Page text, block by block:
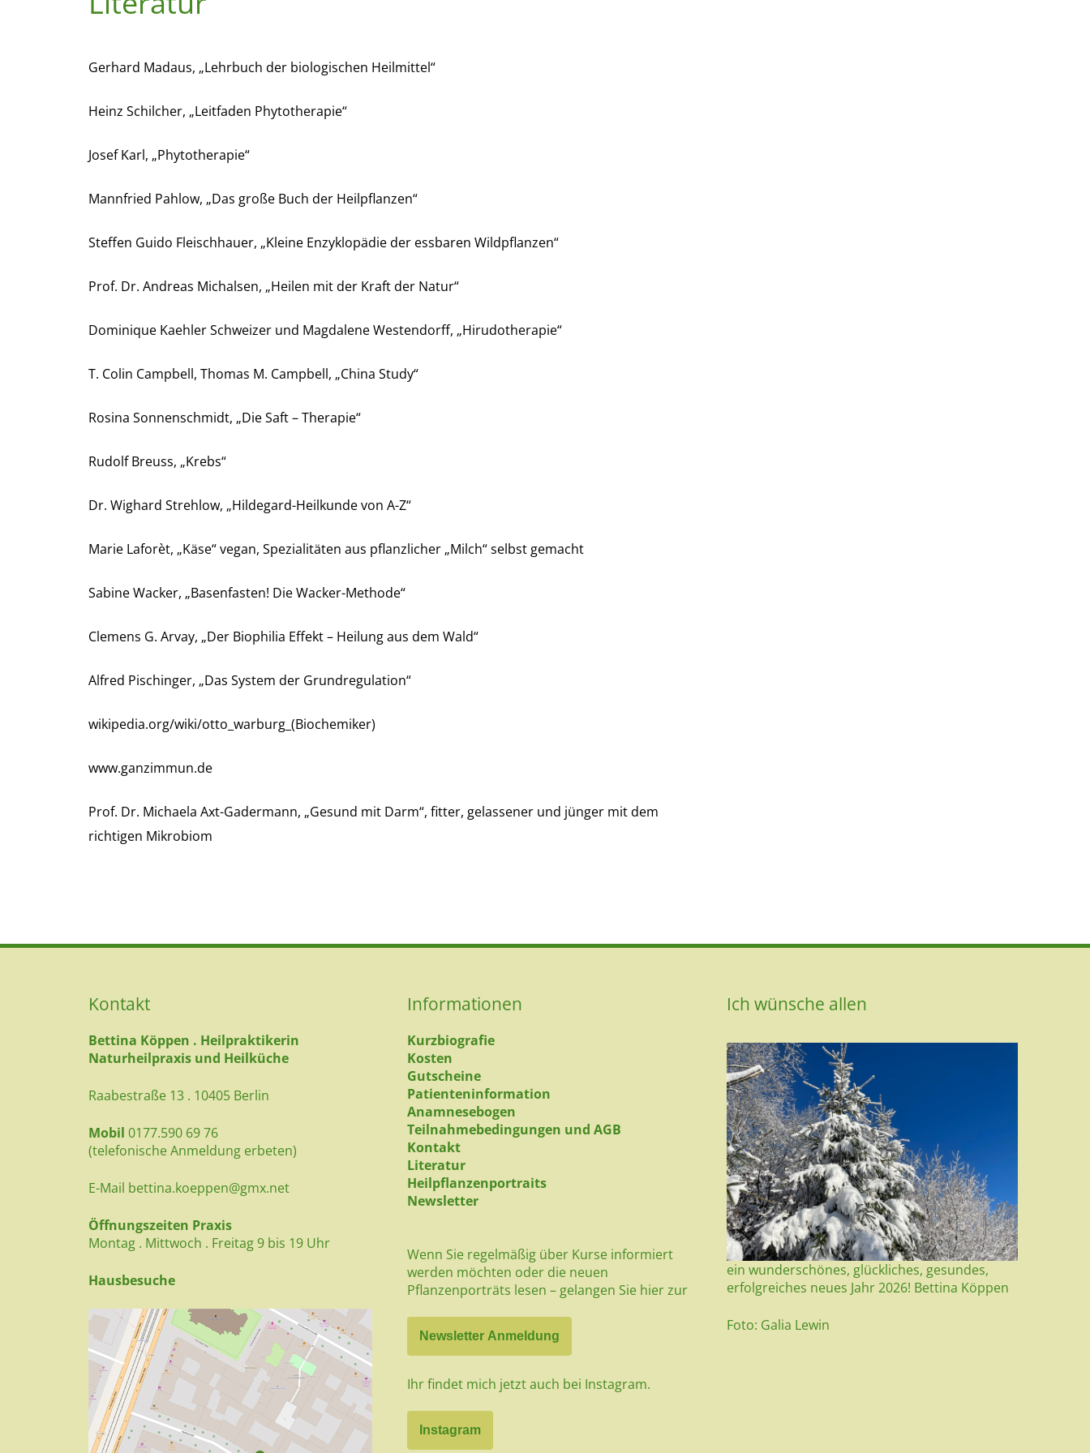
Gerhard Madaus, „Lehrbuch der biologischen Heilmittel“
Heinz Schilcher, „Leitfaden Phytotherapie“
Josef Karl, „Phytotherapie“
Mannfried Pahlow, „Das große Buch der Heilpflanzen“
Steffen Guido Fleischhauer, „Kleine Enzyklopädie der essbaren Wildpflanzen“
Prof. Dr. Andreas Michalsen, „Heilen mit der Kraft der Natur“
Dominique Kaehler Schweizer und Magdalene Westendorff, „Hirudotherapie“
T. Colin Campbell, Thomas M. Campbell, „China Study“
Rosina Sonnenschmidt, „Die Saft – Therapie“
Rudolf Breuss, „Krebs“
Dr. Wighard Strehlow, „Hildegard-Heilkunde von A-Z“
Marie Laforèt, „Käse“ vegan, Spezialitäten aus pflanzlicher „Milch“ selbst gemacht
Sabine Wacker, „Basenfasten! Die Wacker-Methode“
Clemens G. Arvay, „Der Biophilia Effekt – Heilung aus dem Wald“
Alfred Pischinger, „Das System der Grundregulation“
wikipedia.org/wiki/otto_warburg_(Biochemiker)
www.ganzimmun.de
Prof. Dr. Michaela Axt-Gadermann, „Gesund mit Darm“, fitter, gelassener und jünger mit dem
richtigen Mikrobiom
Kontakt
Bettina Köppen . Heilpraktikerin
Naturheilpraxis und Heilküche
Raabestraße 13 . 10405 Berlin
Mobil 0177.590 69 76
(telefonische Anmeldung erbeten)
E-Mail bettina.koeppen@gmx.net
Öffnungszeiten Praxis
Montag . Mittwoch . Freitag 9 bis 19 Uhr
Hausbesuche
Informationen
Kurzbiografie
Kosten
Gutscheine
Patienteninformation
Anamnesebogen
Teilnahmebedingungen und AGB
Kontakt
Literatur
Heilpflanzenportraits
Newsletter
Wenn Sie regelmäßig über Kurse informiert
werden möchten oder die neuen
Pflanzenporträts lesen – gelangen Sie hier zur
Newsletter Anmeldung
Ihr findet mich jetzt auch bei Instagram.
Instagram
Ich wünsche allen
ein wunderschönes, glückliches, gesundes,
erfolgreiches neues Jahr 2026! Bettina Köppen
Foto: Galia Lewin